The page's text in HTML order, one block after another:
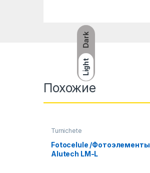
Dark
Light
Похожие
Turnichete
Fotocelule /Фотоэлементы
Alutech LM-L